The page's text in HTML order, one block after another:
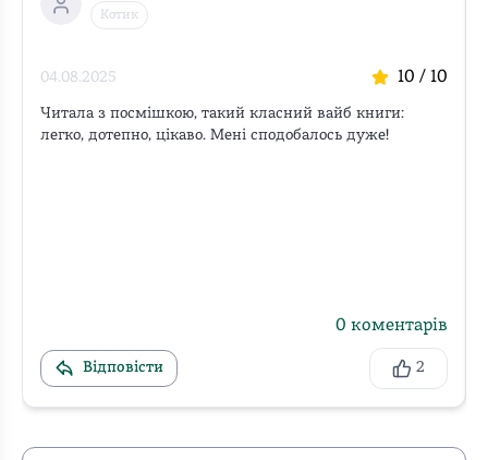
Котик
04.08.2025 10 / 10
Читала з посмішкою, такий класний вайб книги:
легко, дотепно, цікаво. Мені сподобалось дуже!
0 коментарів
Відповісти 2